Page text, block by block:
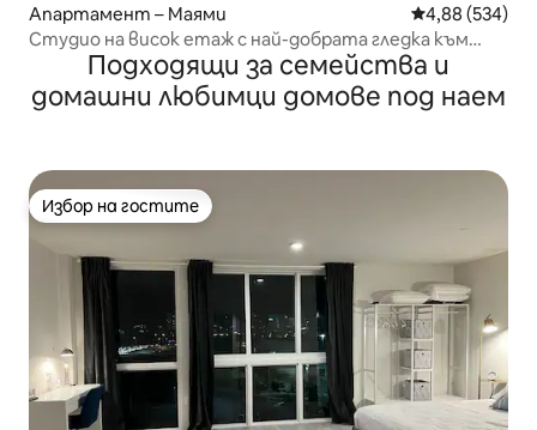
Апартамент – Маями Средна
4,88 (534)
Студио на висок етаж с най-добрата гледка към
града в Маями
Подходящи за семейства и
домашни любимци домове под наем
Избор на гостите
Избор на гостите